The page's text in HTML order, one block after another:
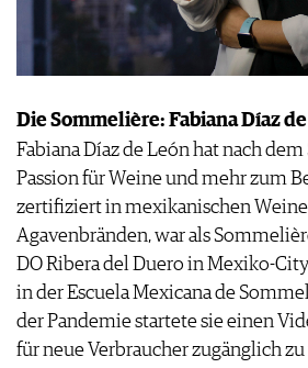
Die Sommelière: Fabiana Díaz
Fabiana Díaz de León hat nach
Passion für Weine und mehr zum
zertifiziert in mexikanischen
Agavenbränden, war als
DO Ribera del Duero in Mexiko-
in der Escuela Mexicana de
der Pandemie startete sie einen
für neue Verbraucher zugänglich